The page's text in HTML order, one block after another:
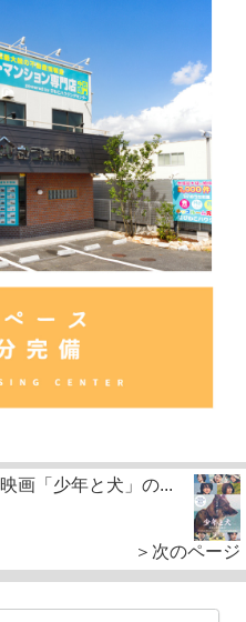
映画「少年と犬」の...
＞次のページ